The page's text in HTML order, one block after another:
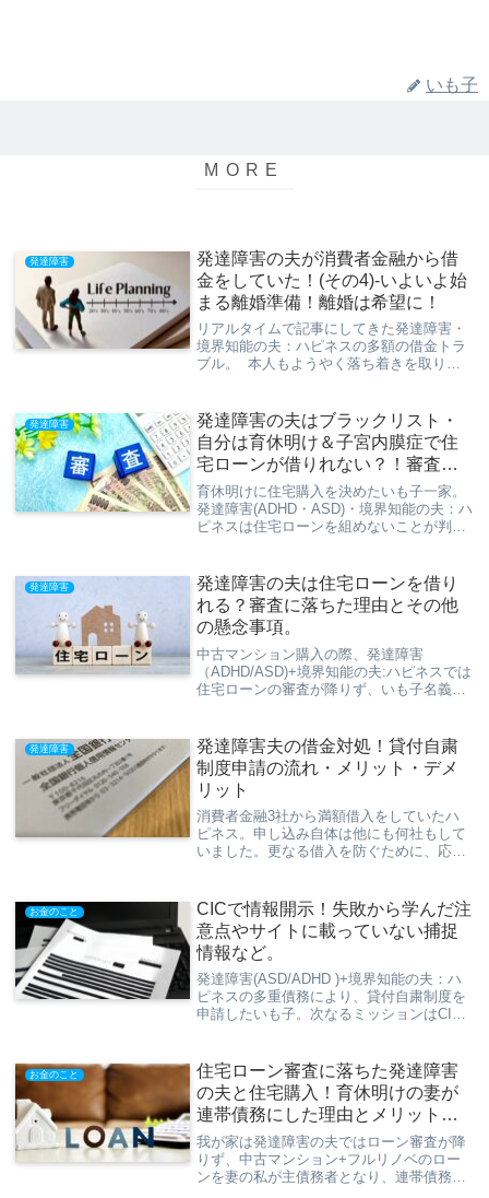
いも子
発達障害
発達障害の夫が消費者金融から借
金をしていた！(その4)-いよいよ始
まる離婚準備！離婚は希望に！
リアルタイムで記事にしてきた発達障害・
境界知能の夫：ハピネスの多額の借金トラ
ブル。 本人もようやく落ち着きを取り戻
す！今回は、その後のハピネスの「再爆
発」とその対応。 そして具体的な離婚準
備の取り掛かりについてと私の心情につい
ての記事です。
発達障害
発達障害の夫はブラックリスト・
自分は育休明け＆子宮内膜症で住
宅ローンが借りれない？！審査の
ために私がした判断と回避策
育休明けに住宅購入を決めたいも子一家。
発達障害(ADHD・ASD)・境界知能の夫：ハ
ピネスは住宅ローンを組めないことが判明
住宅ローンを借りれたお話です。
発達障害
発達障害の夫は住宅ローンを借り
れる？審査に落ちた理由とその他
の懸念事項。
中古マンション購入の際、発達障害
（ADHD/ASD)+境界知能の夫:ハピネスでは
住宅ローンの審査が降りず、いも子名義で
とをまとめます。
発達障害
発達障害夫の借金対処！貸付自粛
制度申請の流れ・メリット・デメ
リット
消費者金融3社から満額借入をしていたハ
ピネス。申し込み自体は他にも何社もして
いました。更なる借入を防ぐために、応急
度申請の流れ・メリットデメリットなどを
ご紹介します！
お金のこと
CICで情報開示！失敗から学んだ注
意点やサイトに載っていない捕捉
情報など。
発達障害(ASD/ADHD )+境界知能の夫：ハ
ピネスの多重債務により、貸付自粛制度を
申請したいも子。次なるミッションはCIC
要時間は1時間。ということで、あらかじ
め用意するものや、公式サイトに載ってい
ない詳細な流れを説明します。
お金のこと
住宅ローン審査に落ちた発達障害
の夫と住宅購入！育休明けの妻が
連帯債務にした理由とメリット・
デメリット
我が家は発達障害の夫ではローン審査が降
りず、中古マンション+フルリノベのロー
ンを妻の私が主債務者となり、連帯債務に